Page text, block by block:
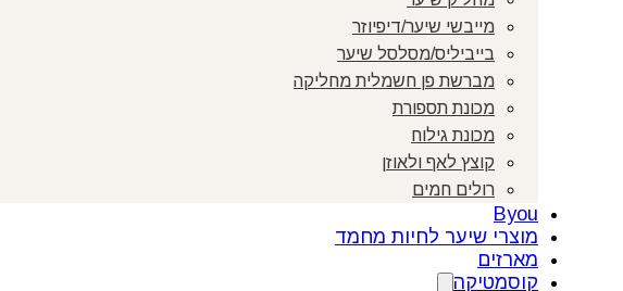
מייבשי שיער/דיפיוזר
בייביליס/מסלסל שיער
מברשת פן חשמלית מחליקה
מכונת תספורת
מכונת גילוח
קוצץ לאף ולאוזן
רולים חמים
Byou
מוצרי שיער לחיות מחמד
מארזים
קוסמטיקה